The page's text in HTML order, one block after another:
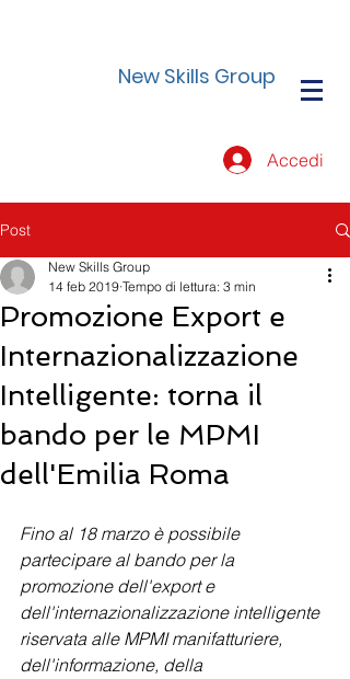
New Skills Group
Accedi
Post
Promozione Export e
Internazionalizzazione
Intelligente: torna il
bando per le MPMI
dell'Emilia Roma
New Skills Group
14 feb 2019 Tempo di lettura: 3 min
Fino al 18 marzo è possibile
partecipare al bando per la
promozione dell'export e
dell'internazionalizzazione intelligente
riservata alle MPMI manifatturiere,
dell'informazione, della